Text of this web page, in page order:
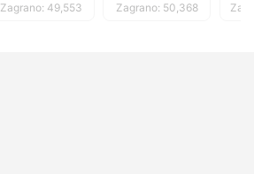
Zagrano: 49,553 Zagrano: 50,368